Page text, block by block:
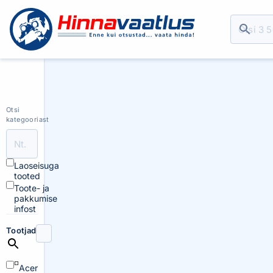
Otsi
kategooriast
Laoseisuga
tooted
Toote- ja
pakkumise
infost
Tootjad
Acer